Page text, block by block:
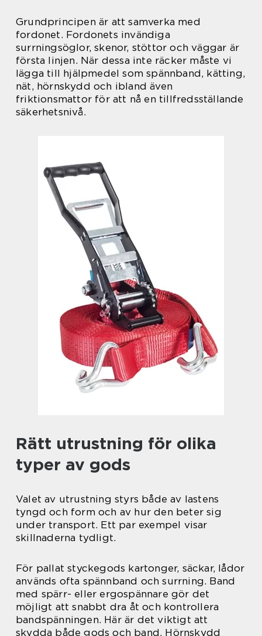
Grundprincipen är att samverka med
fordonet. Fordonets invändiga
surrningsöglor, skenor, stöttor och väggar är
första linjen. När dessa inte räcker måste vi
lägga till hjälpmedel som spännband, kätting,
nät, hörnskydd och ibland även
friktionsmattor för att nå en tillfredsställande
säkerhetsnivå.
Rätt utrustning för olika
typer av gods
Valet av utrustning styrs både av lastens
tyngd och form och av hur den beter sig
under transport. Ett par exempel visar
skillnaderna tydligt.
För pallat styckegods kartonger, säckar, lådor
används ofta spännband och surrning. Band
med spärr- eller ergospännare gör det
möjligt att snabbt dra åt och kontrollera
bandspänningen. Här är det viktigt att
skydda både gods och band. Hörnskydd